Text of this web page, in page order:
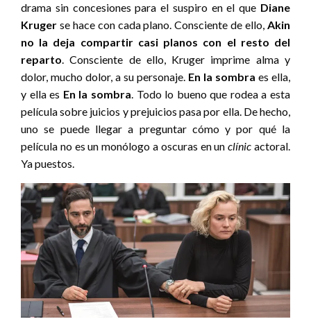
drama sin concesiones para el suspiro en el que Diane
Kruger se hace con cada plano. Consciente de ello, Akin
no la deja compartir casi planos con el resto del
reparto. Consciente de ello, Kruger imprime alma y
dolor, mucho dolor, a su personaje. En la sombra es ella,
y ella es En la sombra. Todo lo bueno que rodea a esta
película sobre juicios y prejuicios pasa por ella. De hecho,
uno se puede llegar a preguntar cómo y por qué la
película no es un monólogo a oscuras en unclínic actoral.
Ya puestos.